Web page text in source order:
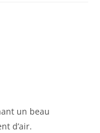
un beau
d’air.